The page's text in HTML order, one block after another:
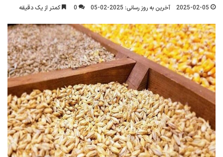
2025-02-05 آخرین به روز رسانی: 2025-02-05 0 کمتر از یک دقیقه